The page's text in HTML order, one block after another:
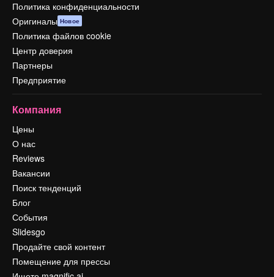
Политика конфиденциальности
Оригиналы Новое
Политика файлов cookie
Центр доверия
Партнеры
Предприятие
Компания
Цены
О нас
Reviews
Вакансии
Поиск тенденций
Блог
События
Slidesgo
Продайте свой контент
Помещение для прессы